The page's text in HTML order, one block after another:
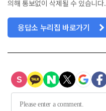
의해 통보없이 삭제될 수 있습니다.
응답소 누리집 바로가기